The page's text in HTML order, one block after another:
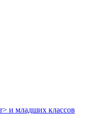
и младших классов